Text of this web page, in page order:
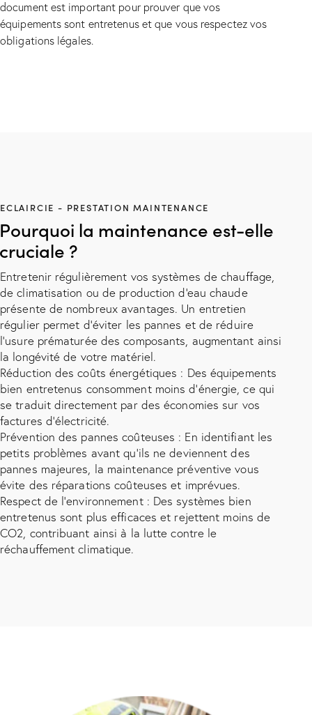
document est important pour prouver que vos
équipements sont entretenus et que vous respectez vos
obligations légales.
ECLAIRCIE - PRESTATION MAINTENANCE
Pourquoi la maintenance est-elle
cruciale ?
Entretenir régulièrement vos systèmes de chauffage,
de climatisation ou de production d'eau chaude
présente de nombreux avantages. Un entretien
régulier permet d’éviter les pannes et de réduire
l’usure prématurée des composants, augmentant ainsi
la longévité de votre matériel.
Réduction des coûts énergétiques : Des équipements
bien entretenus consomment moins d’énergie, ce qui
se traduit directement par des économies sur vos
factures d’électricité.
Prévention des pannes coûteuses : En identifiant les
petits problèmes avant qu’ils ne deviennent des
pannes majeures, la maintenance préventive vous
évite des réparations coûteuses et imprévues.
Respect de l’environnement : Des systèmes bien
entretenus sont plus efficaces et rejettent moins de
CO2, contribuant ainsi à la lutte contre le
réchauffement climatique.